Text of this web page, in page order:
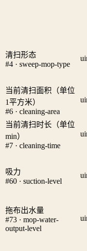
清扫形态
#4 · sweep-mop-type
当前清扫面积（单位
1平方米）
#6 · cleaning-area
当前清扫时长（单位
min）
#7 · cleaning-time
吸力
#60 · suction-level
拖布出水量
#73 · mop-water-
output-level